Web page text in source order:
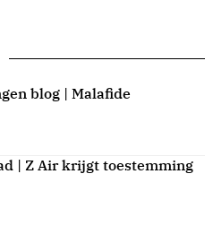
blog | Malafide
| Z Air krijgt toestemming